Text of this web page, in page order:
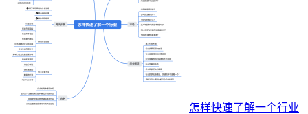
怎样快速了解一个行业